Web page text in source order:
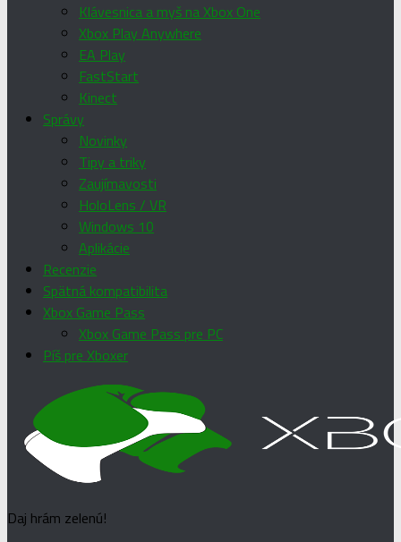
Klávesnica a myš na Xbox One
Xbox Play Anywhere
EA Play
FastStart
Kinect
Správy
Novinky
Tipy a triky
Zaujímavosti
HoloLens / VR
Windows 10
Aplikácie
Recenzie
Spätná kompatibilita
Xbox Game Pass
Xbox Game Pass pre PC
Píš pre Xboxer
Daj hrám zelenú!